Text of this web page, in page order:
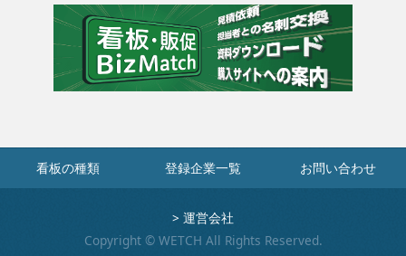
看板の種類 登録企業一覧 お問い合わせ
> 運営会社
Copyright © WETCH All Rights Reserved.